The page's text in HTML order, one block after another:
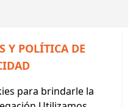
Y POLÍTICA DE
para brindarle la